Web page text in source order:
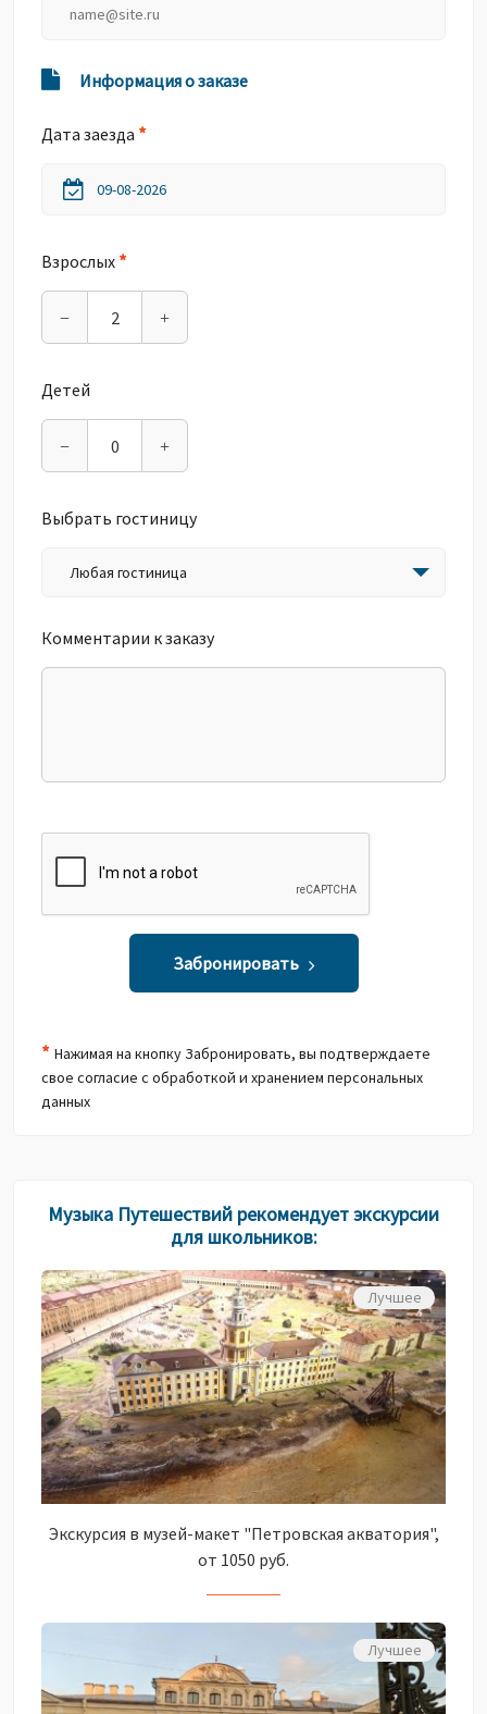
Информация о заказе
Дата заезда *
Взрослых *
− +
Детей
− +
Выбрать гостиницу
Любая гостиница
Комментарии к заказу
* Нажимая на кнопку Забронировать, вы подтверждаете
свое согласие с обработкой и хранением персональных
данных
Забронировать
Музыка Путешествий рекомендует экскурсии
для школьников:
Лучшее
Экскурсия в музей-макет "Петровская акватория",
от 1050 руб.
Лучшее